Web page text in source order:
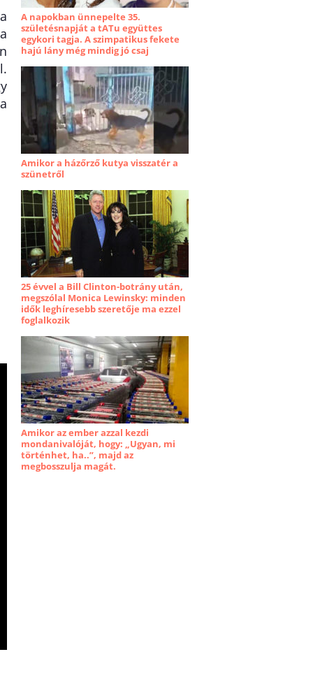
A napokban ünnepelte 35.
születésnapját a tATu együttes
egykori tagja. A szimpatikus fekete
hajú lány még mindig jó csaj
Amikor a házőrző kutya visszatér a
szünetről
25 évvel a Bill Clinton-botrány után,
megszólal Monica Lewinsky: minden
idők leghíresebb szeretője ma ezzel
foglalkozik
Amikor az ember azzal kezdi
mondanivalóját, hogy: „Ugyan, mi
történhet, ha..”, majd az
megbosszulja magát.